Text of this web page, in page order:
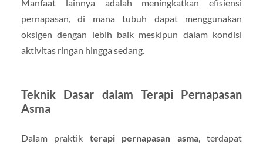
Manfaat lainnya adalah meningkatkan efisiensi
pernapasan, di mana tubuh dapat menggunakan
oksigen dengan lebih baik meskipun dalam kondisi
aktivitas ringan hingga sedang.
Teknik Dasar dalam Terapi Pernapasan
Asma
Dalam praktik terapi pernapasan asma, terdapat